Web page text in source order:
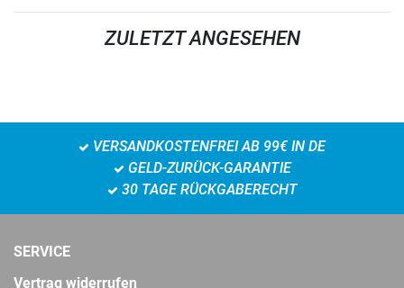
ZULETZT ANGESEHEN
VERSANDKOSTENFREI AB 99€ IN DE
GELD-ZURÜCK-GARANTIE
30 TAGE RÜCKGABERECHT
SERVICE
Vertrag widerrufen